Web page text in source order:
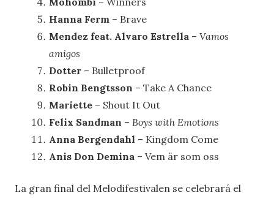
Hanna Ferm – Brave
Mendez feat. Alvaro Estrella – Vamos
amigos
Dotter – Bulletproof
Robin Bengtsson – Take A Chance
Mariette – Shout It Out
Felix Sandman – Boys with Emotions
Anna Bergendahl – Kingdom Come
Anis Don Demina – Vem är som oss
La gran final del Melodifestivalen se celebrará el